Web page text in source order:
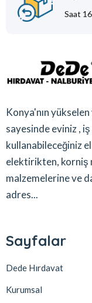
Saat
Konya'nın
sayesinde eviniz ,
kullanabileceğiniz
elektirikten, korniş
malzemelerine ve
adres...
Sayfalar
Dede Hırdavat
Kurumsal